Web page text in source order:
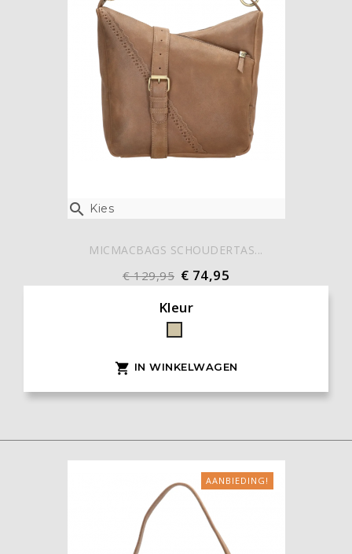
 Kies
MICMACBAGS SCHOUDERTAS...
€ 129,95 € 74,95
Kleur
Taupe
 IN WINKELWAGEN
AANBIEDING!